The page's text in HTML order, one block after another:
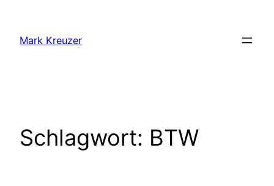
springen
Mark Kreuzer
Schlagwort: BTW